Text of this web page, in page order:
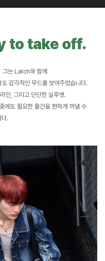
to take off.
그는 Latch와 함께
감각적인 무드를 보여주었습니다.
인, 그리고 단단한 실루엣.
에도 필요한 물건을 편하게 꺼낼 수
다.